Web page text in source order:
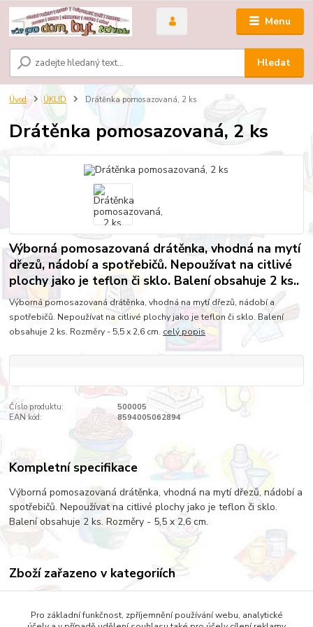
Menu
Hledat
Úvod ÚKLID Drátěnka pomosazovaná, 2 ks
Drátěnka pomosazovaná, 2 ks
Výborná pomosazovaná drátěnka, vhodná na mytí
dřezů, nádobí a spotřebičů. Nepoužívat na citlivé
plochy jako je teflon či sklo. Balení obsahuje 2 ks..
Výborná pomosazovaná drátěnka, vhodná na mytí dřezů, nádobí a
spotřebičů. Nepoužívat na citlivé plochy jako je teflon či sklo. Balení
obsahuje 2 ks. Rozměry - 5,5 x 2,6 cm. celý popis
Číslo produktu:
500005
EAN kód:
8594005062894
Kompletní specifikace
Výborná pomosazovaná drátěnka, vhodná na mytí dřezů, nádobí a
spotřebičů. Nepoužívat na citlivé plochy jako je teflon či sklo.
Balení obsahuje 2 ks. Rozměry - 5,5 x 2,6 cm.
Zboží zařazeno v kategoriích
HOUBIČKY
Pro základní funkčnost, zpříjemnění používání webu, analytické